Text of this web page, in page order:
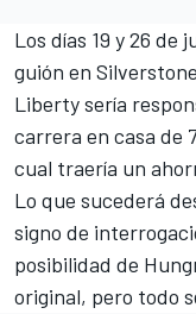
Los días 19 y 26 de
guión en
Liberty sería
carrera en casa de
cual traería un
Lo que sucederá
signo de
posibilidad de
original, pero todo